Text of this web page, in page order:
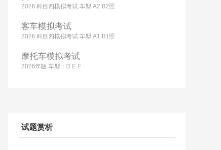
2026 科目四模拟考试 车型 A2 B2照
客车模拟考试
2026 科目四模拟考试 车型 A1 B1照
摩托车模拟考试
2026年版 车型：D E F
试题赏析